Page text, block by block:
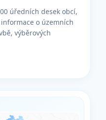
úředních desek obcí,
o územních
výběrových